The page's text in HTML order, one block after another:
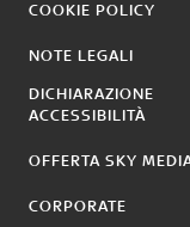
COOKIE POLICY
NOTE LEGALI
DICHIARAZIONE
ACCESSIBILITÀ
OFFERTA SKY
CORPORATE